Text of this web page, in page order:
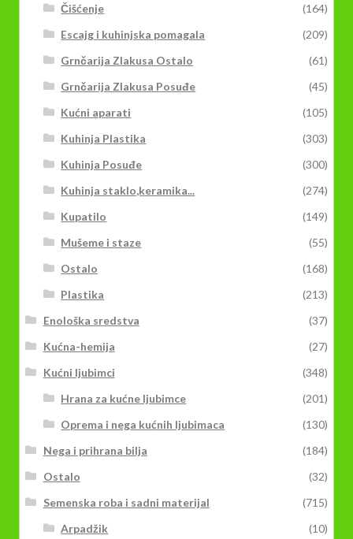
Čišćenje
(164)
Escajg i kuhinjska pomagala
(209)
Grnčarija Zlakusa Ostalo
(61)
Grnčarija Zlakusa Posuđe
(45)
Kućni aparati
(105)
Kuhinja Plastika
(303)
Kuhinja Posuđe
(300)
Kuhinja staklo,keramika...
(274)
Kupatilo
(149)
Mušeme i staze
(55)
Ostalo
(168)
Plastika
(213)
Enološka sredstva
(37)
Kućna-hemija
(27)
Kućni ljubimci
(348)
Hrana za kućne ljubimce
(201)
Oprema i nega kućnih ljubimaca
(130)
Nega i prihrana bilja
(184)
Ostalo
(32)
Semenska roba i sadni materijal
(715)
Arpadžik
(10)